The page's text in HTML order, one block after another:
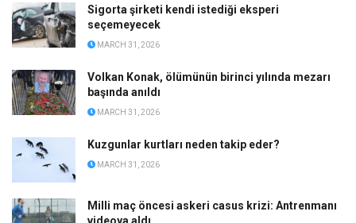
Sigorta şirketi kendi istediği eksperi
seçemeyecek
MARCH 31, 2026
Volkan Konak, ölümünün birinci yılında mezarı
başında anıldı
MARCH 31, 2026
Kuzgunlar kurtları neden takip eder?
MARCH 31, 2026
Milli maç öncesi askeri casus krizi: Antrenmanı